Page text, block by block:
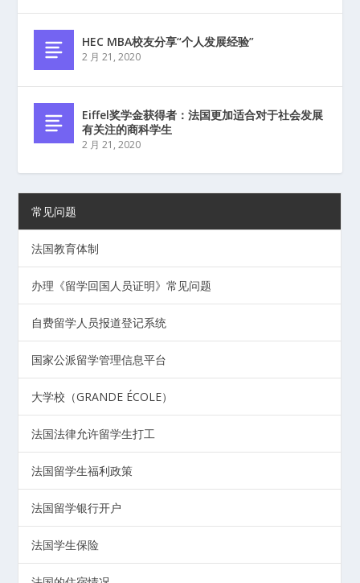
HEC MBA校友分享“个人发展经验”
2 月 21, 2020
Eiffel奖学金获得者：法国更加适合对于社会发展
有关注的商科学生
2 月 21, 2020
常见问题
法国教育体制
办理《留学回国人员证明》常见问题
自费留学人员报道登记系统
国家公派留学管理信息平台
大学校（GRANDE ÉCOLE）
法国法律允许留学生打工
法国留学生福利政策
法国留学银行开户
法国学生保险